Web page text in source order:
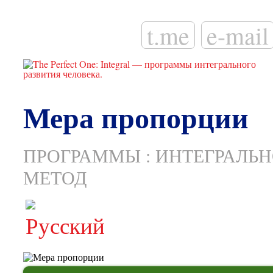
t.me e-mail
Мера пропорции
ПРОГРАММЫ :
МЕТОД